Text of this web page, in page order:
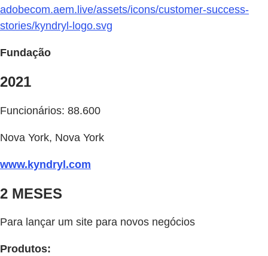
adobecom.aem.live/assets/icons/customer-success-
stories/kyndryl-logo.svg
Fundação
2021
Funcionários: 88.600
Nova York, Nova York
www.kyndryl.com
2 MESES
Para lançar um site para novos negócios
Produtos: